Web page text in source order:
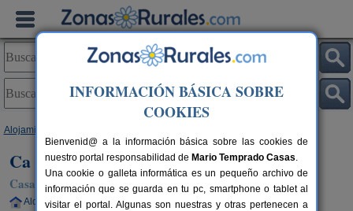
Alojamientos
Ca L´Emília
Casa Rural en Ossó de Sió (Lleida)
Alquiler completo 9+2 plazas 50 km de Lleida
INFORMACIÓN BÁSICA SOBRE
COOKIES
Bienvenid@ a la información básica sobre las cookies de
nuestro portal responsabilidad de Mario Temprado Casas.
Una cookie o galleta informática es un pequeño archivo de
información que se guarda en tu pc, smartphone o tablet al
visitar el portal. Algunas son nuestras y otras pertenecen a